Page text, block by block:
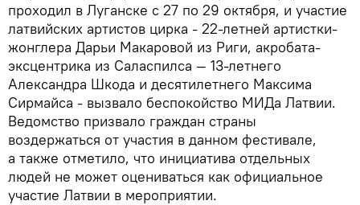
проходил в Луганске с 27 по 29 октября, и участие
латвийских артистов цирка - 22-летней артистки-
жонглера Дарьи Макаровой из Риги, акробата-
эксцентрика из Саласпилса — 13-летнего
Александра Шкода и десятилетнего Максима
Сирмайса - вызвало беспокойство МИДа Латвии.
Ведомство призвало граждан страны
воздержаться от участия в данном фестивале,
а также отметило, что инициатива отдельных
людей не может оцениваться как официальное
участие Латвии в мероприятии.